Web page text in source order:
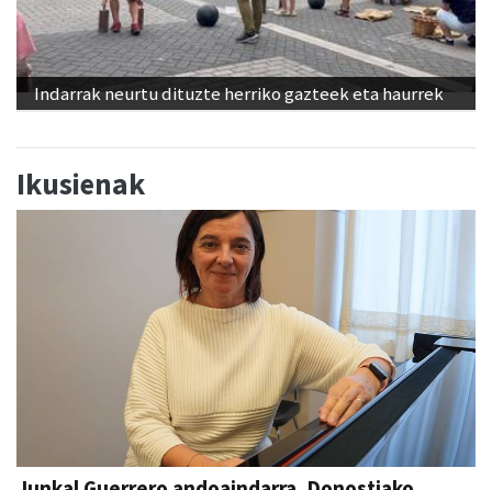
Indarrak neurtu dituzte herriko gazteek eta haurrek
Ikusienak